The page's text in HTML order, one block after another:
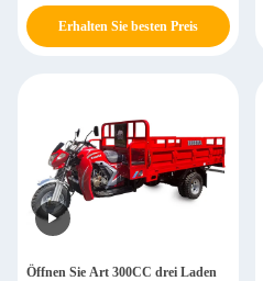
Erhalten Sie besten Preis
Öffnen Sie Art 300CC drei Laden